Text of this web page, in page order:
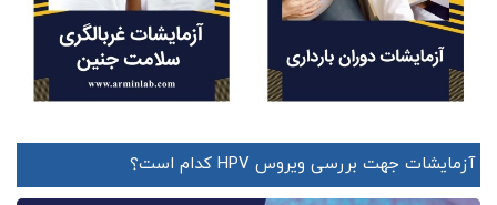
آزمایشات جهت بررسی ویروس HPV کدام است؟